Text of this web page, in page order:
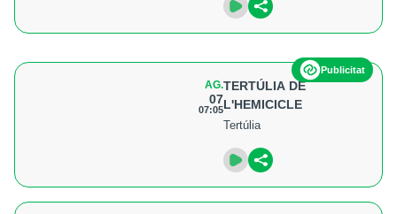
Publicitat
AG.
07
07:05
TERTÚLIA DE
L'HEMICICLE
Tertúlia